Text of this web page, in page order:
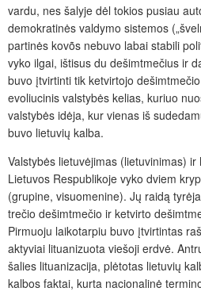
vardu, nes šalyje dėl tokios pusiau
demokratinės valdymo sistemos
partinės kovõs nebuvo labai stabili
vyko ilgai, ištisus du dešimtmečius ir
buvo įtvirtinti tik ketvirtojo
evoliucinis valstybės kelias, kuriuo
valstybės idėja, kur vienas iš
buvo lietuvių kalba.
Valstybės lietuvėjimas (lietuvinimas)
Lietuvos Respublikoje vyko dviem
(grupine, visuomenine). Jų raidą
trečio dešimtmečio ir ketvirto
Pirmuoju laikotarpiu buvo įtvirtintas
aktyviai lituanizuota viešoji erdvė.
šalies lituanizacija, plėtotas lietuvių
kalbos faktai, kurta nacionalinė